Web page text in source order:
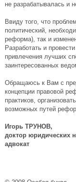
не разрабатывалась и
Ввиду того, что
политический,
реформа), так и
Разработать и
привлечения лучших
заинтересованных
Обращаюсь к Вам с
концепции правовой
практиков,
возможных путей
Игорь ТРУНОВ,
доктор юридических
адвокат